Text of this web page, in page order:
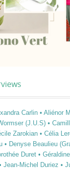
Carlin • Aliénor
(J.U.S) •
Zarokian • Célia
• Denyse Beaulieu
Duret •
Jean-Michel Duriez •